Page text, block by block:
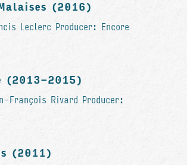
(2016)
Leclerc Producer: Encore
(2013-2015)
François Rivard Producer:
(2011)